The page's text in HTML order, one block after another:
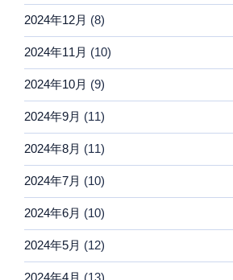
2024年12月 (8)
2024年11月 (10)
2024年10月 (9)
2024年9月 (11)
2024年8月 (11)
2024年7月 (10)
2024年6月 (10)
2024年5月 (12)
2024年4月 (13)